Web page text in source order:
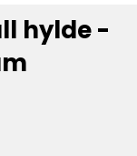
hylde -